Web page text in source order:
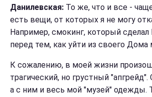
Данилевская: То же, что и все -
есть вещи, от которых я не могу
Например, смокинг, который
перед тем, как уйти из своего Дома
К сожалению, в моей жизни
трагический, но грустный
а с ним и весь мой "музей" одежды.